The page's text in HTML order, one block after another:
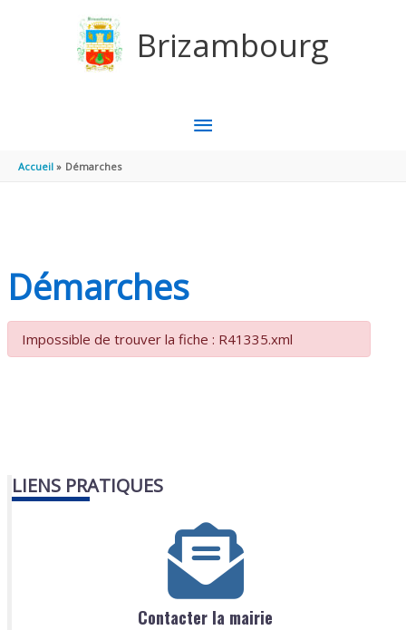
Brizambourg
MENU
Accueil Démarches
Démarches
Impossible de trouver la fiche : R41335.xml
LIENS PRATIQUES
Contacter la mairie